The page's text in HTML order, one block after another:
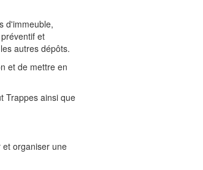
d'immeuble,
et
autres dépôts.
et de mettre en
Trappes ainsi que
et organiser une